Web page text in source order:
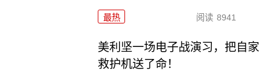
最热 阅读 8941
美利坚一场电子战演习，把自家
救护机送了命！